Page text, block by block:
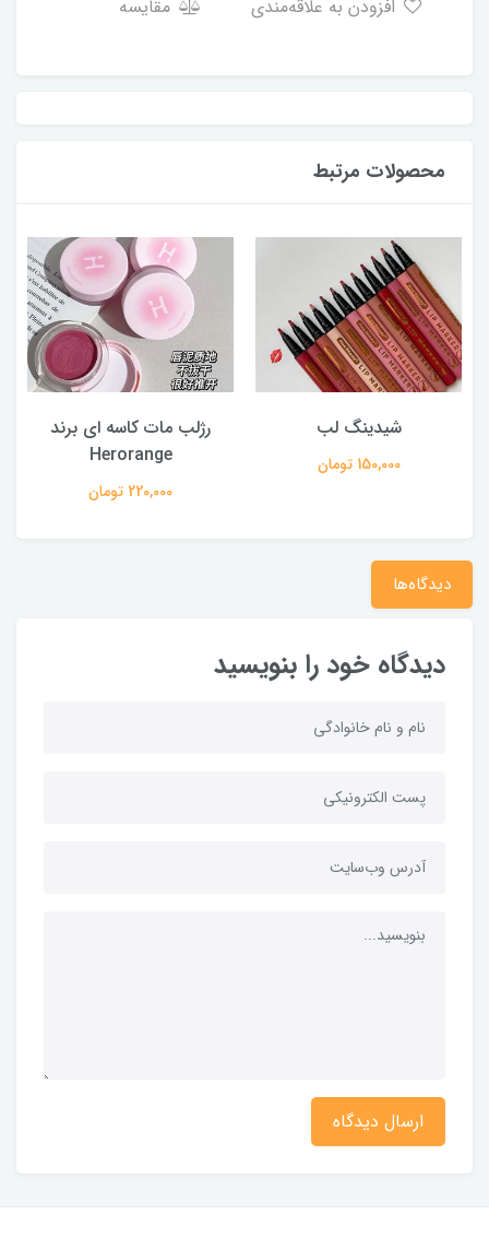
مقایسه
محصولات مرتبط
شیدینگ لب
150,000 تومان
رژلب مات کاسه ای برند
Herorange
220,000 تومان
دیدگاه‌ها
دیدگاه خود را بنویسید
ارسال دیدگاه